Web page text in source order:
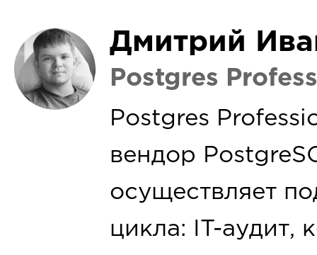
Дмитрий
Postgres
Postgres
вендор
осуществляет
цикла: IT-аудит,